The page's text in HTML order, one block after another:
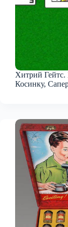
Хитрий Гейтс.
Косинку,